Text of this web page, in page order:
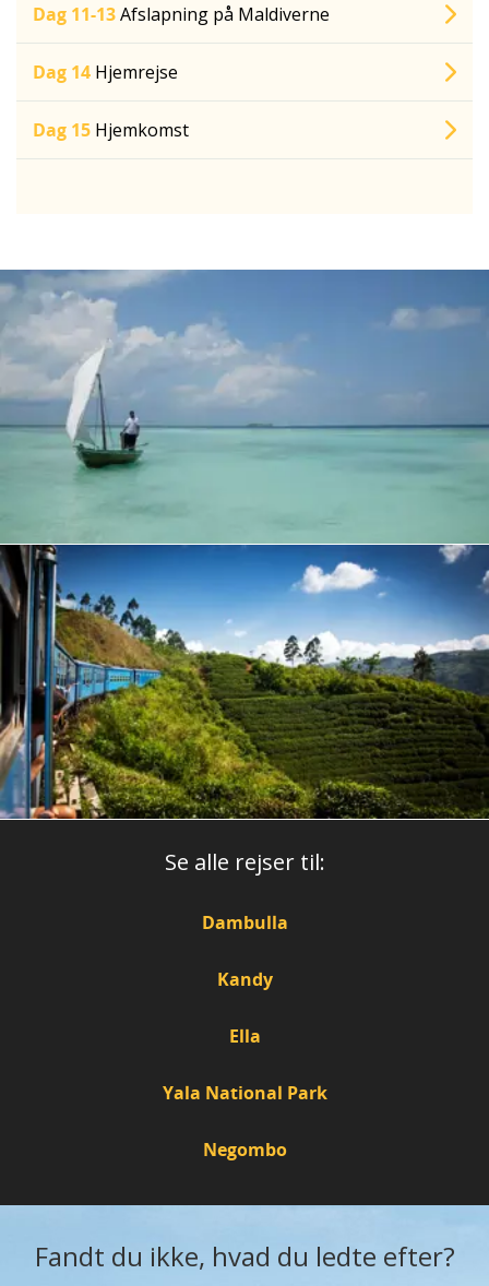
Dag 11-13Afslapning på Maldiverne
Dag 14 Hjemrejse
Dag 15 Hjemkomst
Se alle rejser til:
Dambulla
Kandy
Ella
Yala National Park
Negombo
Fandt du ikke, hvad du ledte efter?